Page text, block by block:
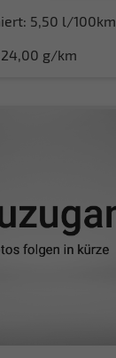
5,50 l/100km
g/km